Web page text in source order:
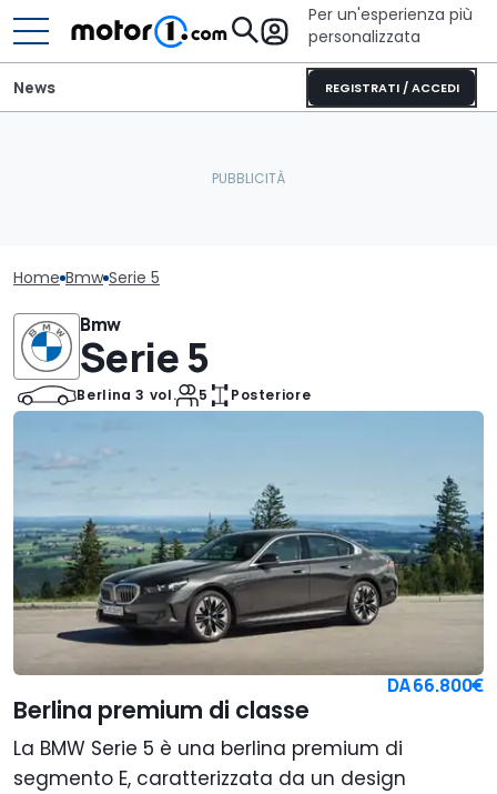
Per un'esperienza più
personalizzata
REGISTRATI / ACCEDI
News
Home Bmw Serie 5
Bmw
Serie 5
Berlina 3 vol. 5 Posteriore
DA66.800€
Berlina premium di classe
La BMW Serie 5 è una berlina premium di
segmento E, caratterizzata da un design